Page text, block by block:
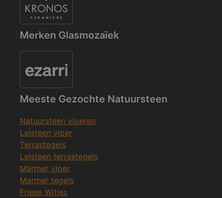
Merken Glasmozaïek
Meeste Gezochte Natuursteen
Natuursteen vloeren
Leisteen vloer
Terrastegels
Leisteen terrastegels
Marmer vloer
Marmer tegels
Friese Witjes